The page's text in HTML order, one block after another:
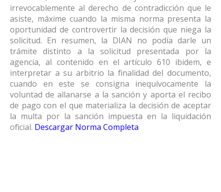
irrevocablemente al derecho de contradicción que le
asiste, máxime cuando la misma norma presenta la
oportunidad de controvertir la decisión que niega la
solicitud. En resumen, la DIAN no podía darle un
trámite distinto a la solicitud presentada por la
agencia, al contenido en el artículo 610 ibidem, e
interpretar a su arbitrio la finalidad del documento,
cuando en este se consigna inequívocamente la
voluntad de allanarse a la sanción y aporta el recibo
de pago con el que materializa la decisión de aceptar
la multa por la sanción impuesta en la liquidación
oficial. Descargar Norma Completa